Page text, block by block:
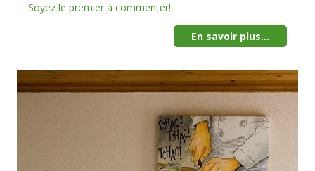
Soyez le premier à commenter!
En savoir plus...